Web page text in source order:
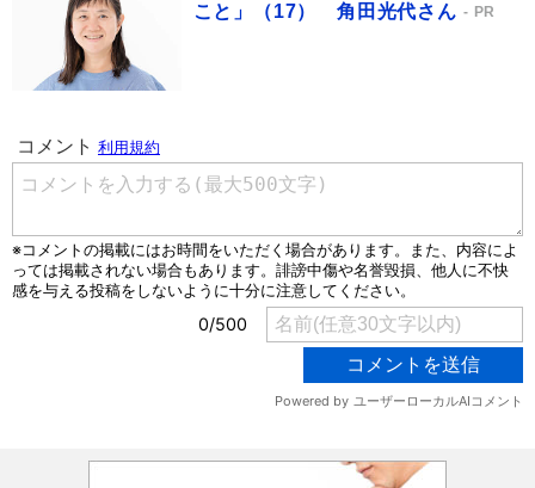
こと」（17） 角田光代さん
PR